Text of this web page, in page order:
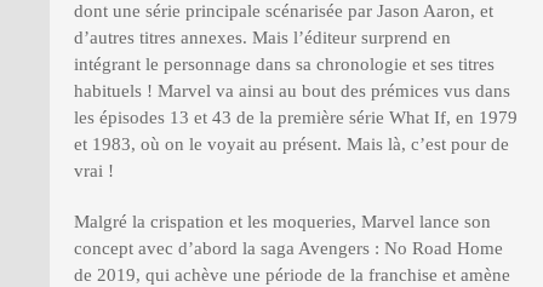
dont une série principale scénarisée par Jason Aaron, et
d’autres titres annexes. Mais l’éditeur surprend en
intégrant le personnage dans sa chronologie et ses titres
habituels ! Marvel va ainsi au bout des prémices vus dans
les épisodes 13 et 43 de la première série What If, en 1979
et 1983, où on le voyait au présent. Mais là, c’est pour de
vrai !
Malgré la crispation et les moqueries, Marvel lance son
concept avec d’abord la saga Avengers : No Road Home
de 2019, qui achève une période de la franchise et amène